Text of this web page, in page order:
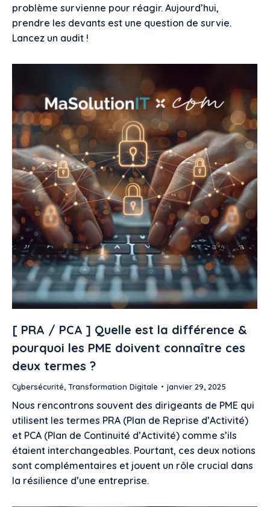
problème survienne pour réagir. Aujourd’hui,
prendre les devants est une question de survie.
Lancez un audit !
[ PRA / PCA ] Quelle est la différence &
pourquoi les PME doivent connaître ces
deux termes ?
Cybersécurité, Transformation Digitale janvier 29, 2025
Nous rencontrons souvent des dirigeants de PME qui
utilisent les termes PRA (Plan de Reprise d’Activité)
et PCA (Plan de Continuité d’Activité) comme s’ils
étaient interchangeables. Pourtant, ces deux notions
sont complémentaires et jouent un rôle crucial dans
la résilience d’une entreprise.